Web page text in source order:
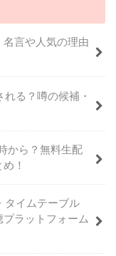
言や人気の理由
れる？噂の候補・
から？無料生配
！
タイムテーブル
プラットフォーム